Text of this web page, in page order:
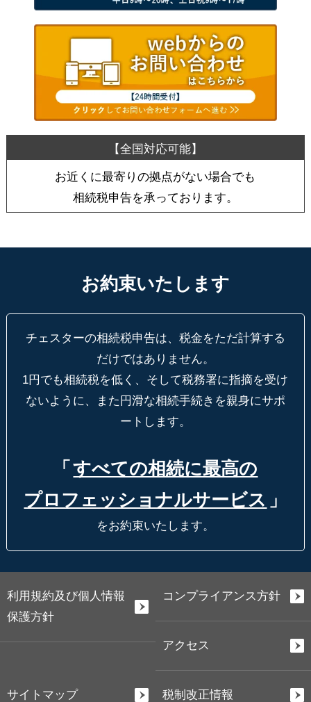
お近くに最寄りの拠点がない場合でも
相続税申告を承っております。
お約束いたします
チェスターの相続税申告は、税金をただ計算する
だけではありません。
1円でも相続税を低く、そして税務署に指摘を受け
ないように、
また円滑な相続手続きを親身にサポ
ートします。
「 すべての相続に最高の
プロフェッショナルサービス 」
をお約束いたします。
利用規約及び個人情報
保護方針
コンプライアンス方針
アクセス
サイトマップ 税制改正情報